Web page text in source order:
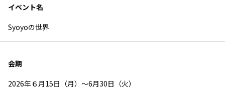
イベント名
Syoyoの世界
会期
2026年６月15日（月）～6月30日（火）